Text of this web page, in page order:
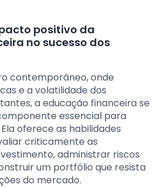
positivo da
no sucesso dos
contemporâneo, onde
e a volatilidade dos
a educação financeira se
essencial para
oferece as habilidades
criticamente as
administrar riscos
um portfólio que resista
do mercado.